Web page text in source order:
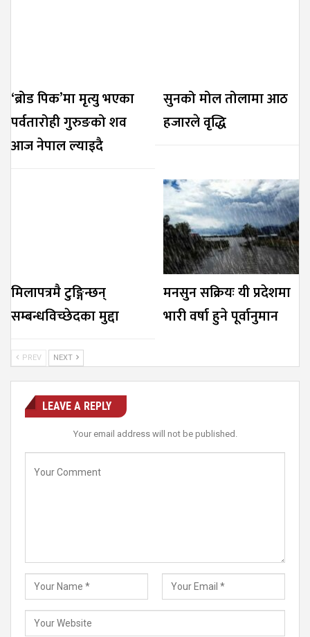
‘ब्रोड पिक’मा मृत्यु भएका
पर्वतारोही गुरुङको शव
आज नेपाल ल्याइदै
सुनको मोल तोलामा आठ
हजारले वृद्धि
मिलापत्रमै टुङ्गिन्छन्
सम्बन्धविच्छेदका मुद्दा
मनसुन सक्रियः यी प्रदेशमा
भारी वर्षा हुने पूर्वानुमान
PREV NEXT
LEAVE A REPLY
Your email address will not be published.